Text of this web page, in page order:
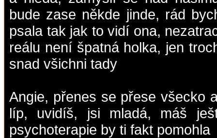
bude zase někde jinde, rád
psala tak jak to vidí ona,
reálu není špatná holka, jen
snad všichni tady
Angie, přenes se přese všecko
líp, uvidíš, jsi mladá, máš
psychoterapie by ti fakt pomohla